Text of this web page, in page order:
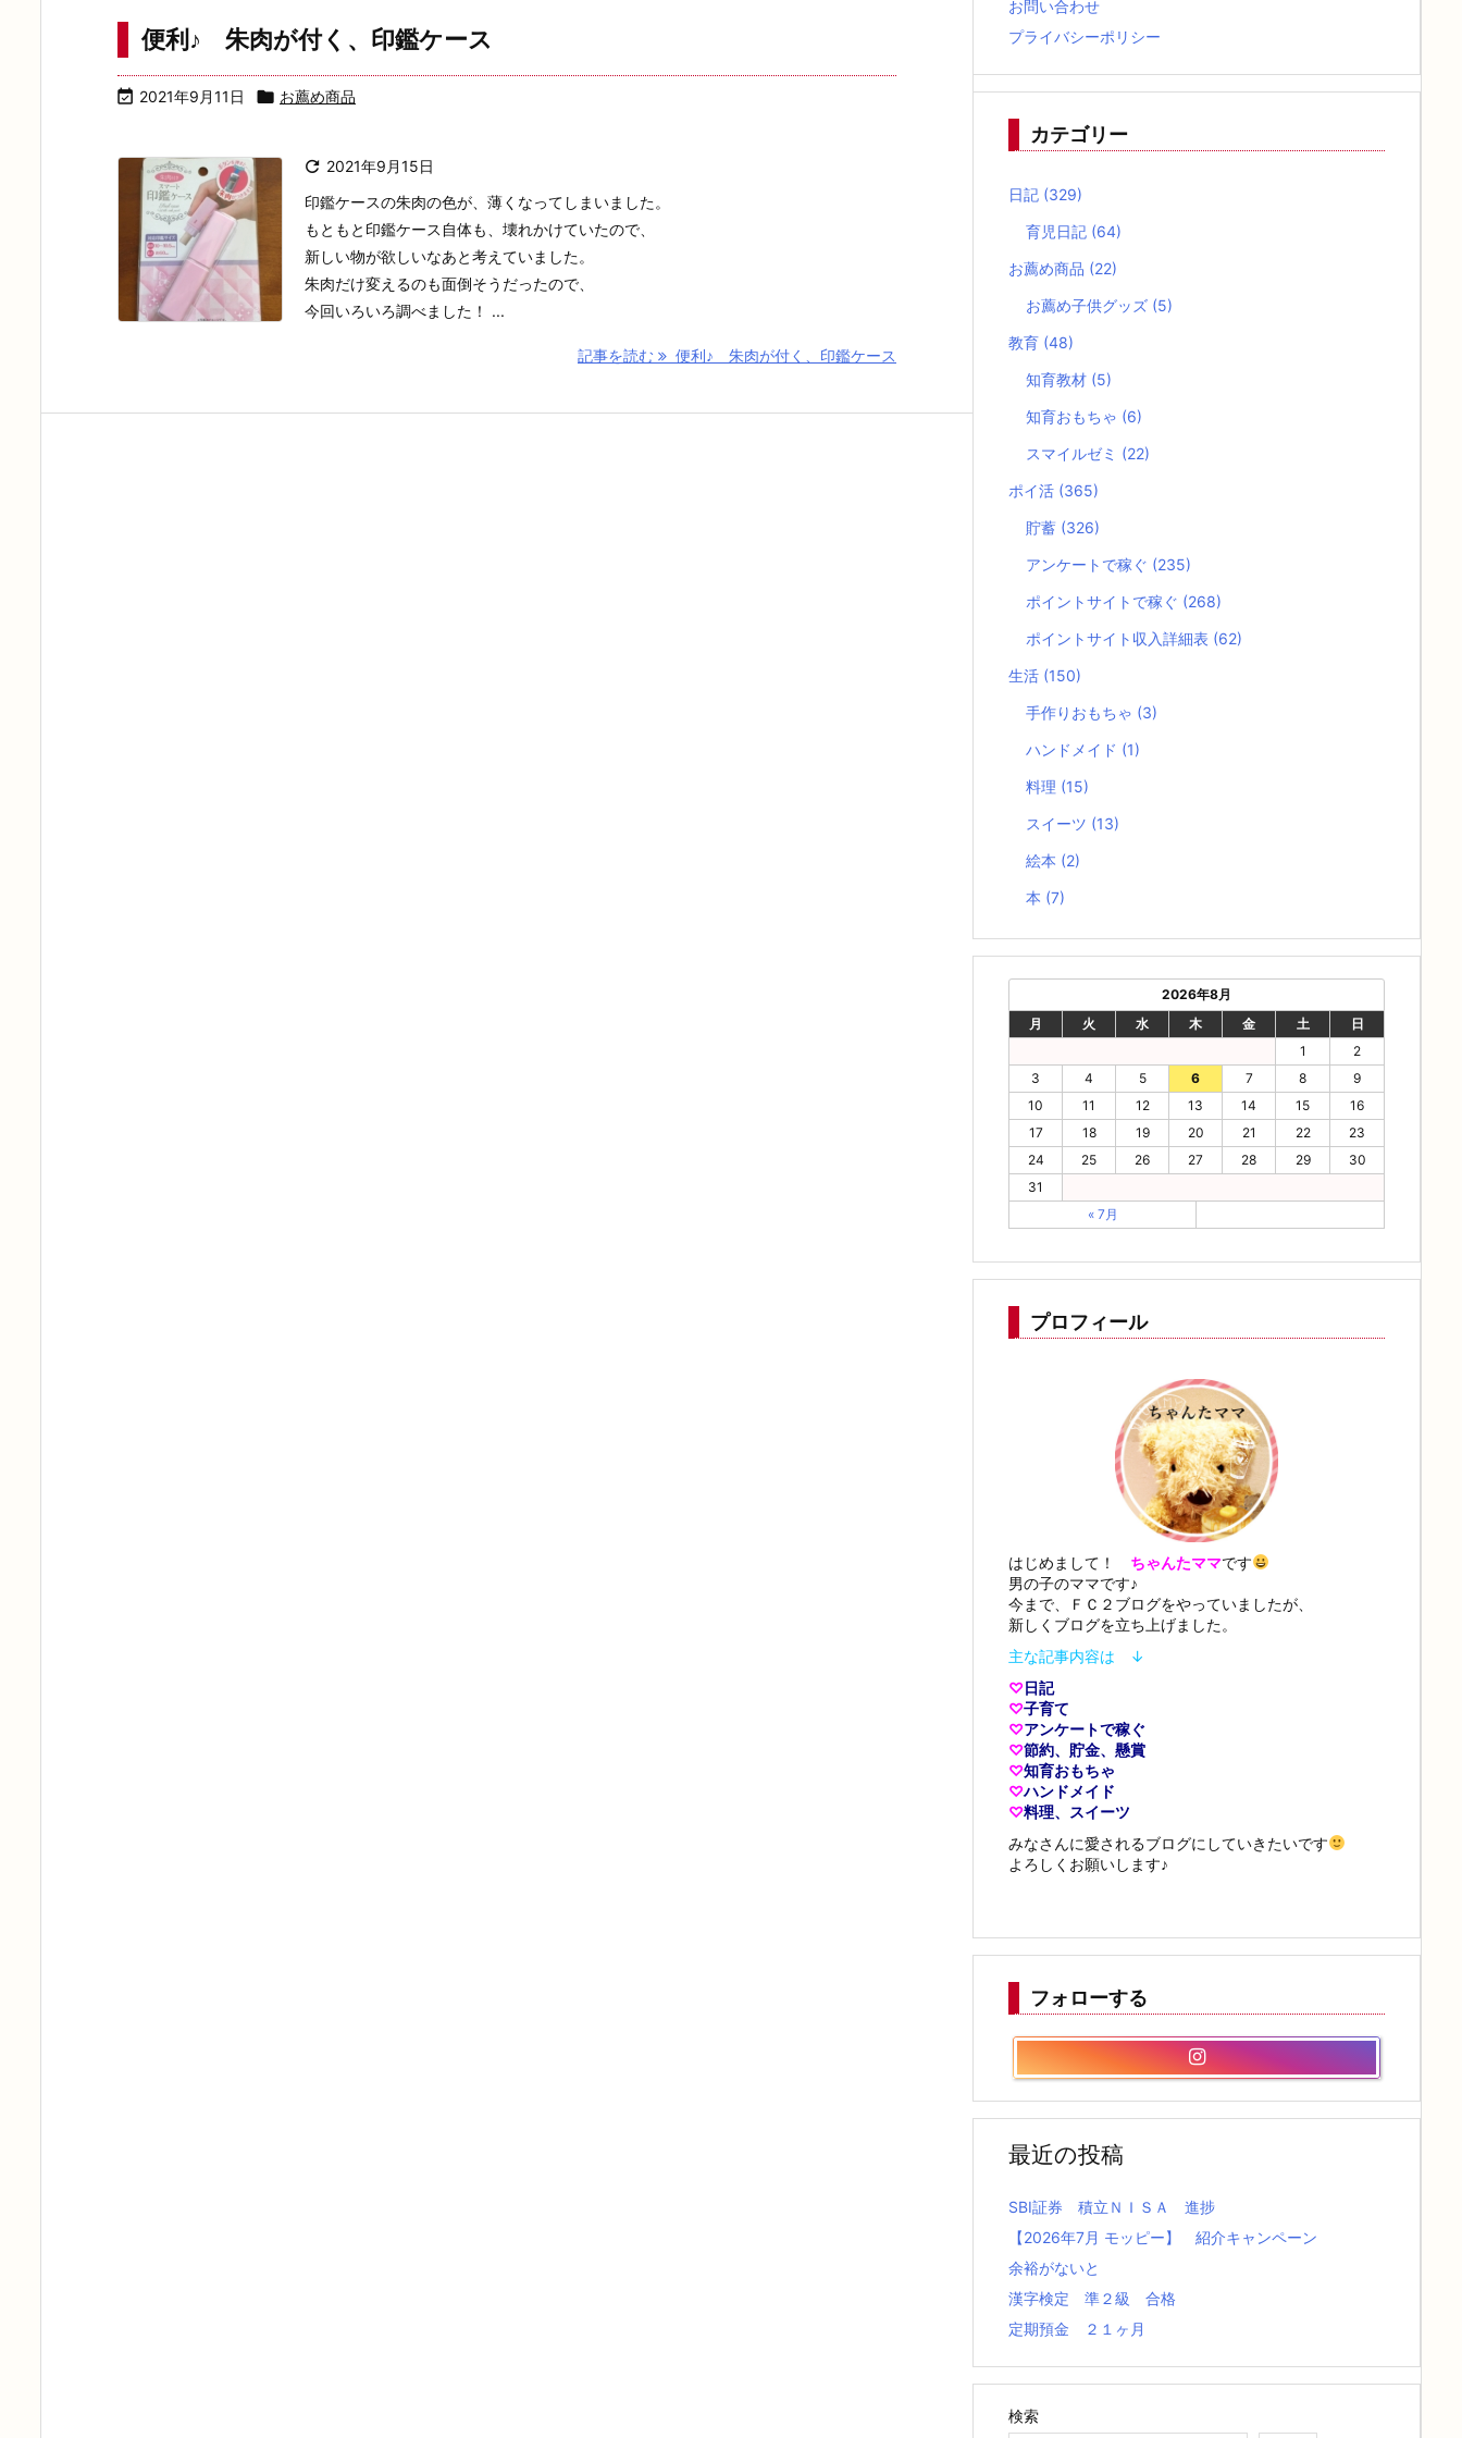
便利♪ 朱肉が付く、印鑑ケース
 2021年9月11日  お薦め商品
 2021年9月15日
印鑑ケースの朱肉の色が、薄くなってしまいました。
もともと印鑑ケース自体も、壊れかけていたので、
新しい物が欲しいなあと考えていました。
朱肉だけ変えるのも面倒そうだったので、
今回いろいろ調べました！ ...
記事を読む 便利♪ 朱肉が付く、印鑑ケース
お問い合わせ
プライバシーポリシー
カテゴリー
日記 (329)
育児日記 (64)
お薦め商品 (22)
お薦め子供グッズ (5)
教育 (48)
知育教材 (5)
知育おもちゃ (6)
スマイルゼミ (22)
ポイ活 (365)
貯蓄 (326)
アンケートで稼ぐ (235)
ポイントサイトで稼ぐ (268)
ポイントサイト収入詳細表 (62)
生活 (150)
手作りおもちゃ (3)
ハンドメイド (1)
料理 (15)
スイーツ (13)
絵本 (2)
本 (7)
2026年8月
月
火 水 木 金 土
日
1
2
3
4 5 6 7 8
9
10
11 12 13 14 15
16
17
18 19 20 21 22
23
24
25 26 27 28 29
30
31
« 7月
プロフィール
はじめまして！ ちゃんたママです
男の子のママです♪
今まで、ＦＣ２ブログをやっていましたが、
新しくブログを立ち上げました。
主な記事内容は ↓
♡日記
♡子育て
♡アンケートで稼ぐ
♡節約、貯金、懸賞
♡知育おもちゃ
♡ハンドメイド
♡料理、スイーツ
みなさんに愛されるブログにしていきたいです
よろしくお願いします♪
フォローする
最近の投稿
SBI証券 積立ＮＩＳＡ 進捗
【2026年7月 モッピー】 紹介キャンペーン
余裕がないと
漢字検定 準２級 合格
定期預金 ２１ヶ月
検索